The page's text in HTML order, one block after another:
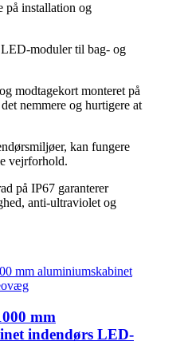
på installation og
moduler til bag- og
modtagekort monteret på
nemmere og hurtigere at
kan fungere
vejrforhold.
på IP67 garanterer
anti-ultraviolet og
mm
indendørs LED-